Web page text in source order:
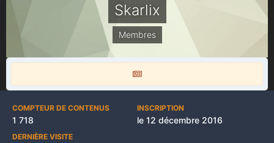
Skarlix
Membres
COMPTEUR DE CONTENUS
1 718
INSCRIPTION
le 12 décembre 2016
DERNIÈRE VISITE